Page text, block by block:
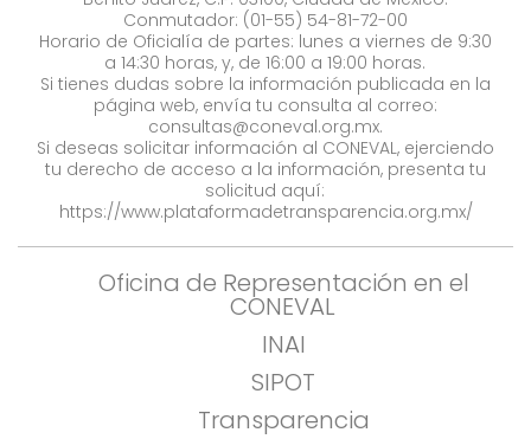
Conmutador: (01-55) 54-81-72-00
Horario de Oficialía de partes: lunes a viernes de 9:30
a 14:30 horas, y, de 16:00 a 19:00 horas.
Si tienes dudas sobre la información publicada en la
página web, envía tu consulta al correo:
consultas@coneval.org.mx.
Si deseas solicitar información al CONEVAL, ejerciendo
tu derecho de acceso a la información, presenta tu
solicitud aquí:
https://www.plataformadetransparencia.org.mx/
Oficina de Representación en el
CONEVAL
INAI
SIPOT
Transparencia